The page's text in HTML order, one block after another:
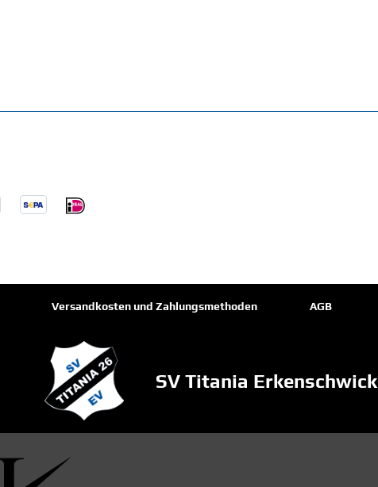
Versandkosten und Zahlungsmethoden AGB
SV Titania Erkenschwick